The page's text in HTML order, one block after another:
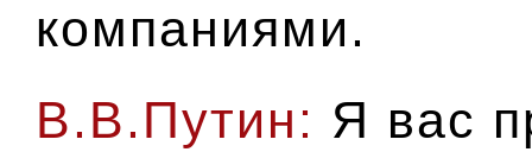
компаниями.
В.В.Путин: Я вас